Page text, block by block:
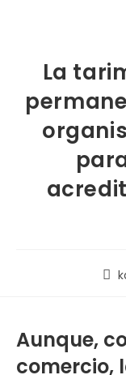
La
Aunque,
comercio,